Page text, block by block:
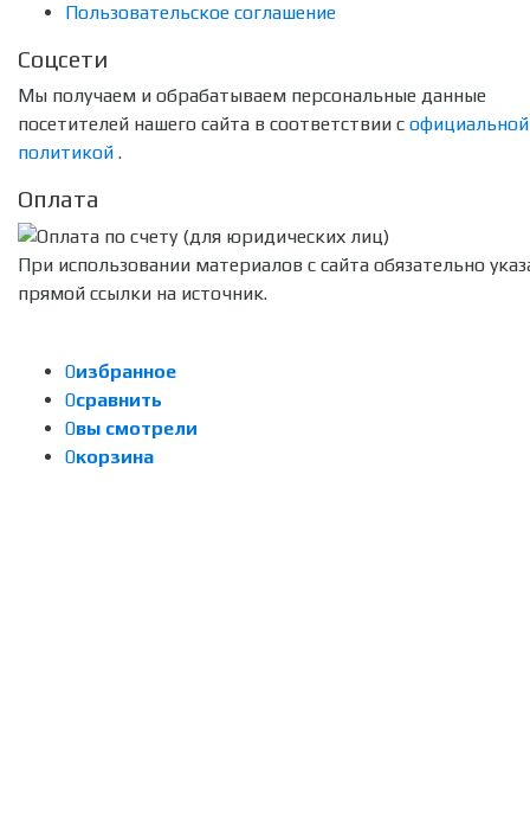
Пользовательское соглашение
Соцсети
Мы получаем и обрабатываем персональные данные
посетителей нашего сайта в соответствии с официальной
политикой .
Оплата
При использовании материалов с сайта обязательно
прямой ссылки на источник.
0избранное
0сравнить
0вы смотрели
0корзина